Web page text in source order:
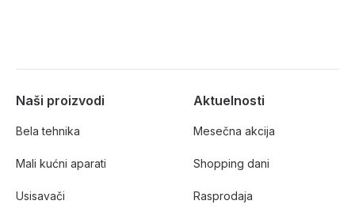
Naši proizvodi
Bela tehnika
Mali kućni aparati
Usisavači
Aktuelnosti
Mesečna akcija
Shopping dani
Rasprodaja